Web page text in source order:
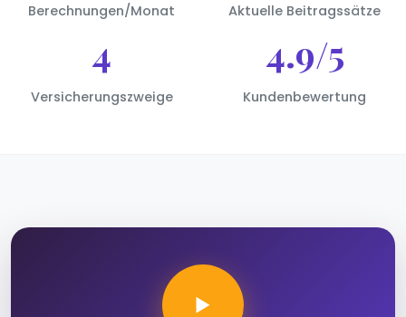
Berechnungen/Monat Aktuelle Beitragssätze
4
Versicherungszweige
4.9/5
Kundenbewertung